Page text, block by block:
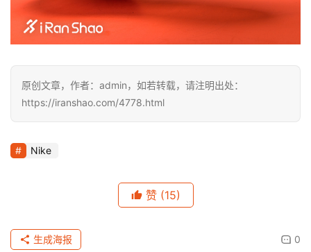
原创文章，作者：admin，如若转载，请注明出处：
https://iranshao.com/4778.html
Nike
赞 (15)
0
生成海报